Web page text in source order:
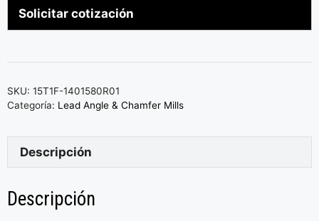
Solicitar cotización
SKU: 15T1F-1401580R01
Categoría: Lead Angle & Chamfer Mills
Descripción
Descripción